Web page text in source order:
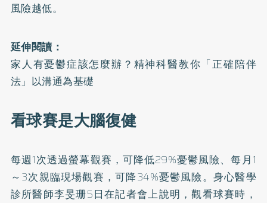
風險越低。
延伸閱讀：
家人有憂鬱症該怎麼辦？精神科醫教你「正確陪伴
法」以溝通為基礎
看球賽是大腦復健
每週1次透過螢幕觀賽，可降低29%憂鬱風險、每月1
～3次親臨現場觀賽，可降34%憂鬱風險。身心醫學
診所醫師李旻珊5日在記者會上說明，觀看球賽時，